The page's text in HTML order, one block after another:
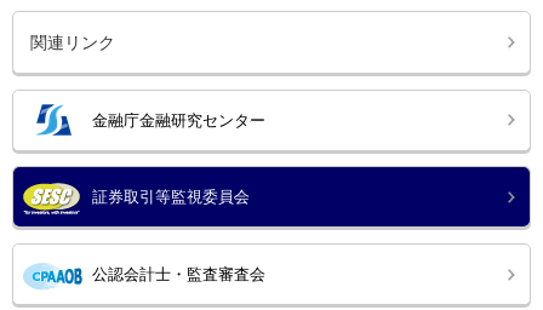
関連リンク
金融庁金融研究センター
証券取引等監視委員会
公認会計士・監査審査会